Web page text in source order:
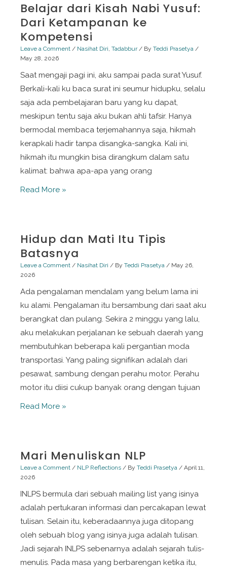
Tak
Perlu
Diteriaki
Belajar dari Kisah Nabi Yusuf:
Dari Ketampanan ke
Kompetensi
Leave a Comment / Nasihat Diri, Tadabbur/ By Teddi Prasetya /
May 28, 2026
Saat mengaji pagi ini, aku sampai pada surat Yusuf.
Berkali-kali ku baca surat ini seumur hidupku, selalu
saja ada pembelajaran baru yang ku dapat,
meskipun tentu saja aku bukan ahli tafsir. Hanya
bermodal membaca terjemahannya saja, hikmah
kerapkali hadir tanpa disangka-sangka. Kali ini,
hikmah itu mungkin bisa dirangkum dalam satu
kalimat: bahwa apa-apa yang orang
Belajar
Yusuf:
Dari
Ketampanan
Read More »
Hidup dan Mati Itu Tipis
Batasnya
Leave a Comment / Nasihat Diri / By Teddi Prasetya / May 26,
2026
Ada pengalaman mendalam yang belum lama ini
ku alami. Pengalaman itu bersambung dari saat aku
berangkat dan pulang. Sekira 2 minggu yang lalu,
aku melakukan perjalanan ke sebuah daerah yang
membutuhkan beberapa kali pergantian moda
transportasi. Yang paling signifikan adalah dari
pesawat, sambung dengan perahu motor. Perahu
motor itu diisi cukup banyak orang dengan tujuan
Hidup
Tipis
Batasnya
Read More »
Mari Menuliskan NLP
Leave a Comment / NLP Reflections / By Teddi Prasetya / April 11,
2026
INLPS bermula dari sebuah mailing list yang isinya
adalah pertukaran informasi dan percakapan lewat
tulisan. Selain itu, keberadaannya juga ditopang
oleh sebuah blog yang isinya juga adalah tulisan.
Jadi sejarah INLPS sebenarnya adalah sejarah tulis-
menulis. Pada masa yang berbarengan ketika itu,